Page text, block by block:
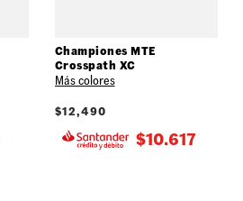
Championes MTE
Crosspath XC
Más colores
$12,490
$10.617